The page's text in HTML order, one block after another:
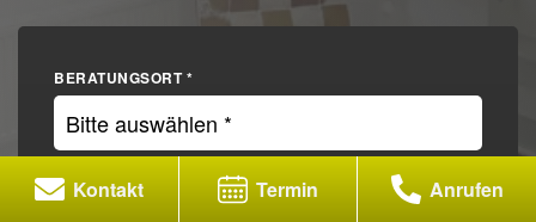
Kontakt Termin Anrufen
BERATUNGSORT *
NAME *